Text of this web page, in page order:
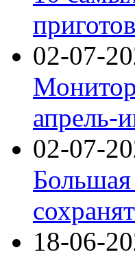
02-07-
апрель-
02-07-
18-06-